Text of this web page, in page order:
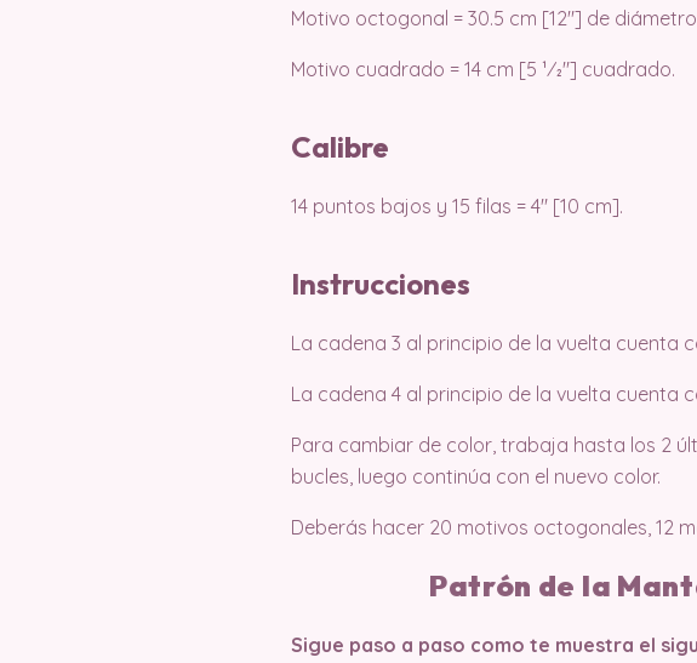
Motivo octogonal = 30.5 cm [12″] de
Motivo cuadrado = 14 cm [5 1⁄2″] cuadrado.
Calibre
14 puntos bajos y 15 filas = 4″ [10 cm].
Instrucciones
La cadena 3 al principio de la vuelta cuenta
La cadena 4 al principio de la vuelta cuenta
Para cambiar de color, trabaja hasta los 2
bucles, luego continúa con el nuevo color.
Deberás hacer 20 motivos octogonales, 12
Patrón de la
Sigue paso a paso como te muestra el